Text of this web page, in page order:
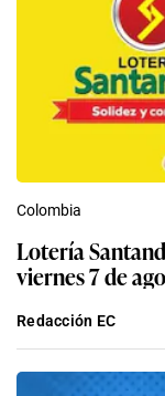
Colombia
Lotería
viernes 7 de
Redacción EC